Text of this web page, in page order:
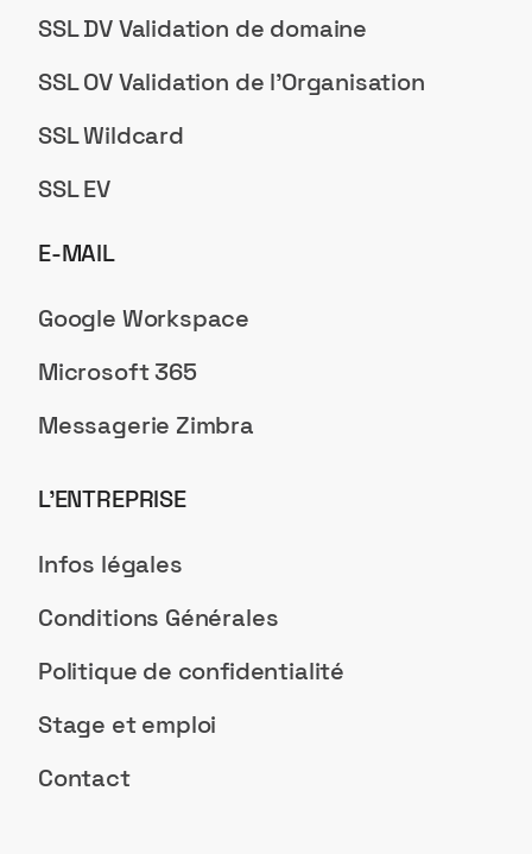
SSL DV Validation de domaine
SSL OV Validation de l'Organisation
SSL Wildcard
SSL EV
E-MAIL
Google Workspace
Microsoft 365
Messagerie Zimbra
L’ENTREPRISE
Infos légales
Conditions Générales
Politique de confidentialité
Stage et emploi
Contact